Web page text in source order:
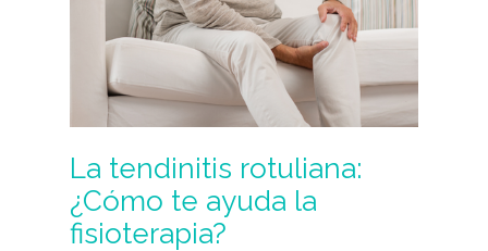
La tendinitis rotuliana:
¿Cómo te ayuda la
fisioterapia?